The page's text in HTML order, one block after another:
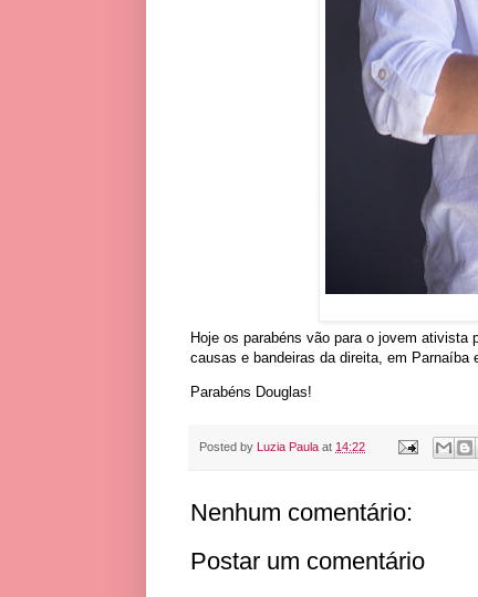
Hoje os parabéns vão para o jovem ativista
causas e bandeiras da direita, em Parnaíba
Parabéns Douglas!
Posted by Luzia Paula at 14:22
Nenhum comentário:
Postar um comentário